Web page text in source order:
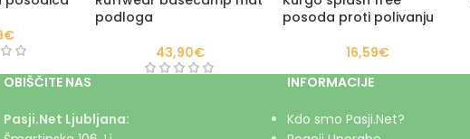
€
podloga
43,90€
posoda proti polivanju
16,59€
OBIŠČITE NAS
Pasji.Net Ljubljana:
INFORMACIJE
Kdo smo Pasji.Net?